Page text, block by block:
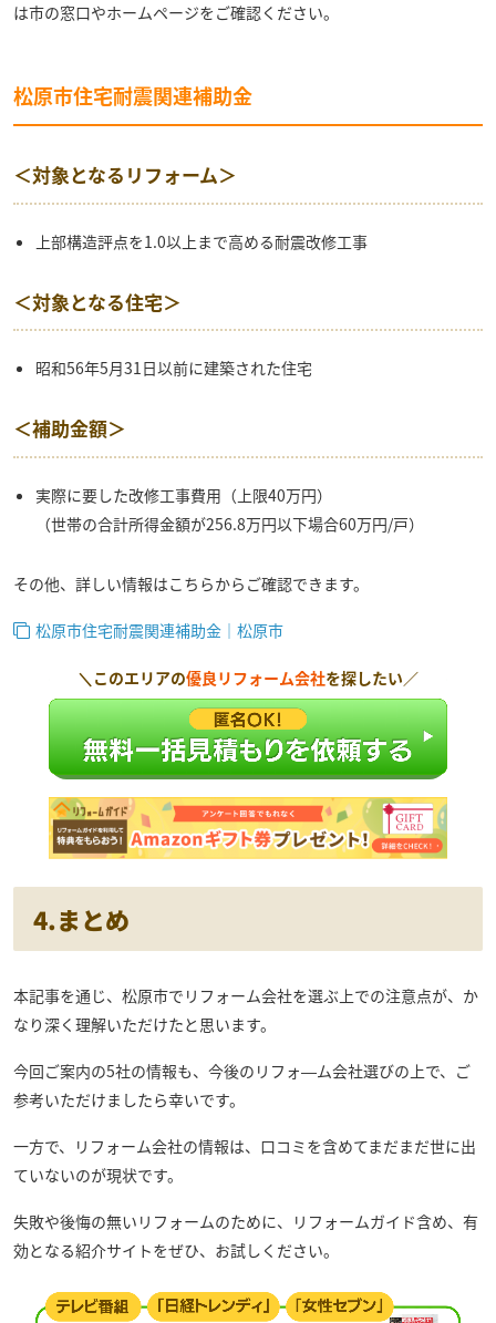
は市の窓口やホームページをご確認ください。
松原市住宅耐震関連補助金
＜対象となるリフォーム＞
上部構造評点を1.0以上まで高める耐震改修工事
＜対象となる住宅＞
昭和56年5月31日以前に建築された住宅
＜補助金額＞
実際に要した改修工事費用（上限40万円）
（世帯の合計所得金額が256.8万円以下場合60万円/戸）
その他、詳しい情報はこちらからご確認できます。
松原市住宅耐震関連補助金｜松原市
＼このエリアの優良リフォーム会社を探したい／
4.まとめ
本記事を通じ、松原市でリフォーム会社を選ぶ上での注意点が、か
なり深く理解いただけたと思います。
今回ご案内の5社の情報も、今後のリフォ―ム会社選びの上で、ご
参考いただけましたら幸いです。
一方で、リフォーム会社の情報は、口コミを含めてまだまだ世に出
ていないのが現状です。
失敗や後悔の無いリフォームのために、リフォームガイド含め、有
効となる紹介サイトをぜひ、お試しください。